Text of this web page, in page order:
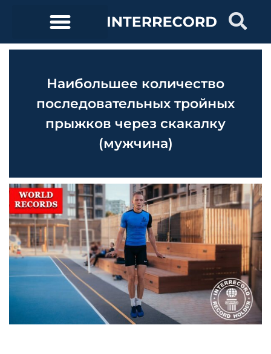
Наибольшее количество
последовательных тройных
прыжков через скакалку
(мужчина)